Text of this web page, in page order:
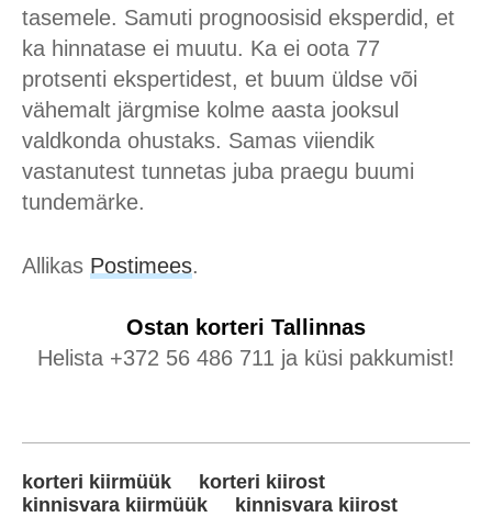
tasemele. Samuti prognoosisid eksperdid, et
ka hinnatase ei muutu. Ka ei oota 77
protsenti ekspertidest, et buum üldse või
vähemalt järgmise kolme aasta jooksul
valdkonda ohustaks. Samas viiendik
vastanutest tunnetas juba praegu buumi
tundemärke.
Allikas Postimees.
Ostan korteri Tallinnas
Helista +372 56 486 711 ja küsi pakkumist!
korteri kiirmüük
korteri kiirost
kinnisvara kiirmüük
kinnisvara kiirost